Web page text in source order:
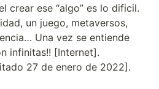
crear ese “algo” es lo dificil.
un juego, metaversos,
Una vez se entiende
infinitas!! [Internet].
27 de enero de 2022].